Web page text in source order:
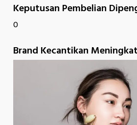
Keputusan Pembelian
0
Brand Kecantikan